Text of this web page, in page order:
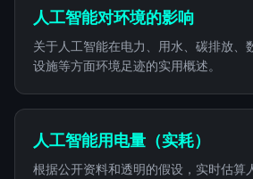
人工智能对环境的影响
关于人工智能在电力、用水、碳排放、
设施等方面环境足迹的实用概述。
人工智能用电量（实耗）
根据公开资料和透明的假设，实时估算